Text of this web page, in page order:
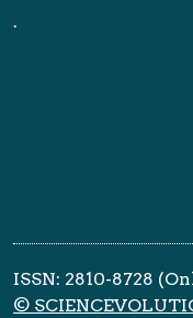
.
ISSN: 2810-8728
©